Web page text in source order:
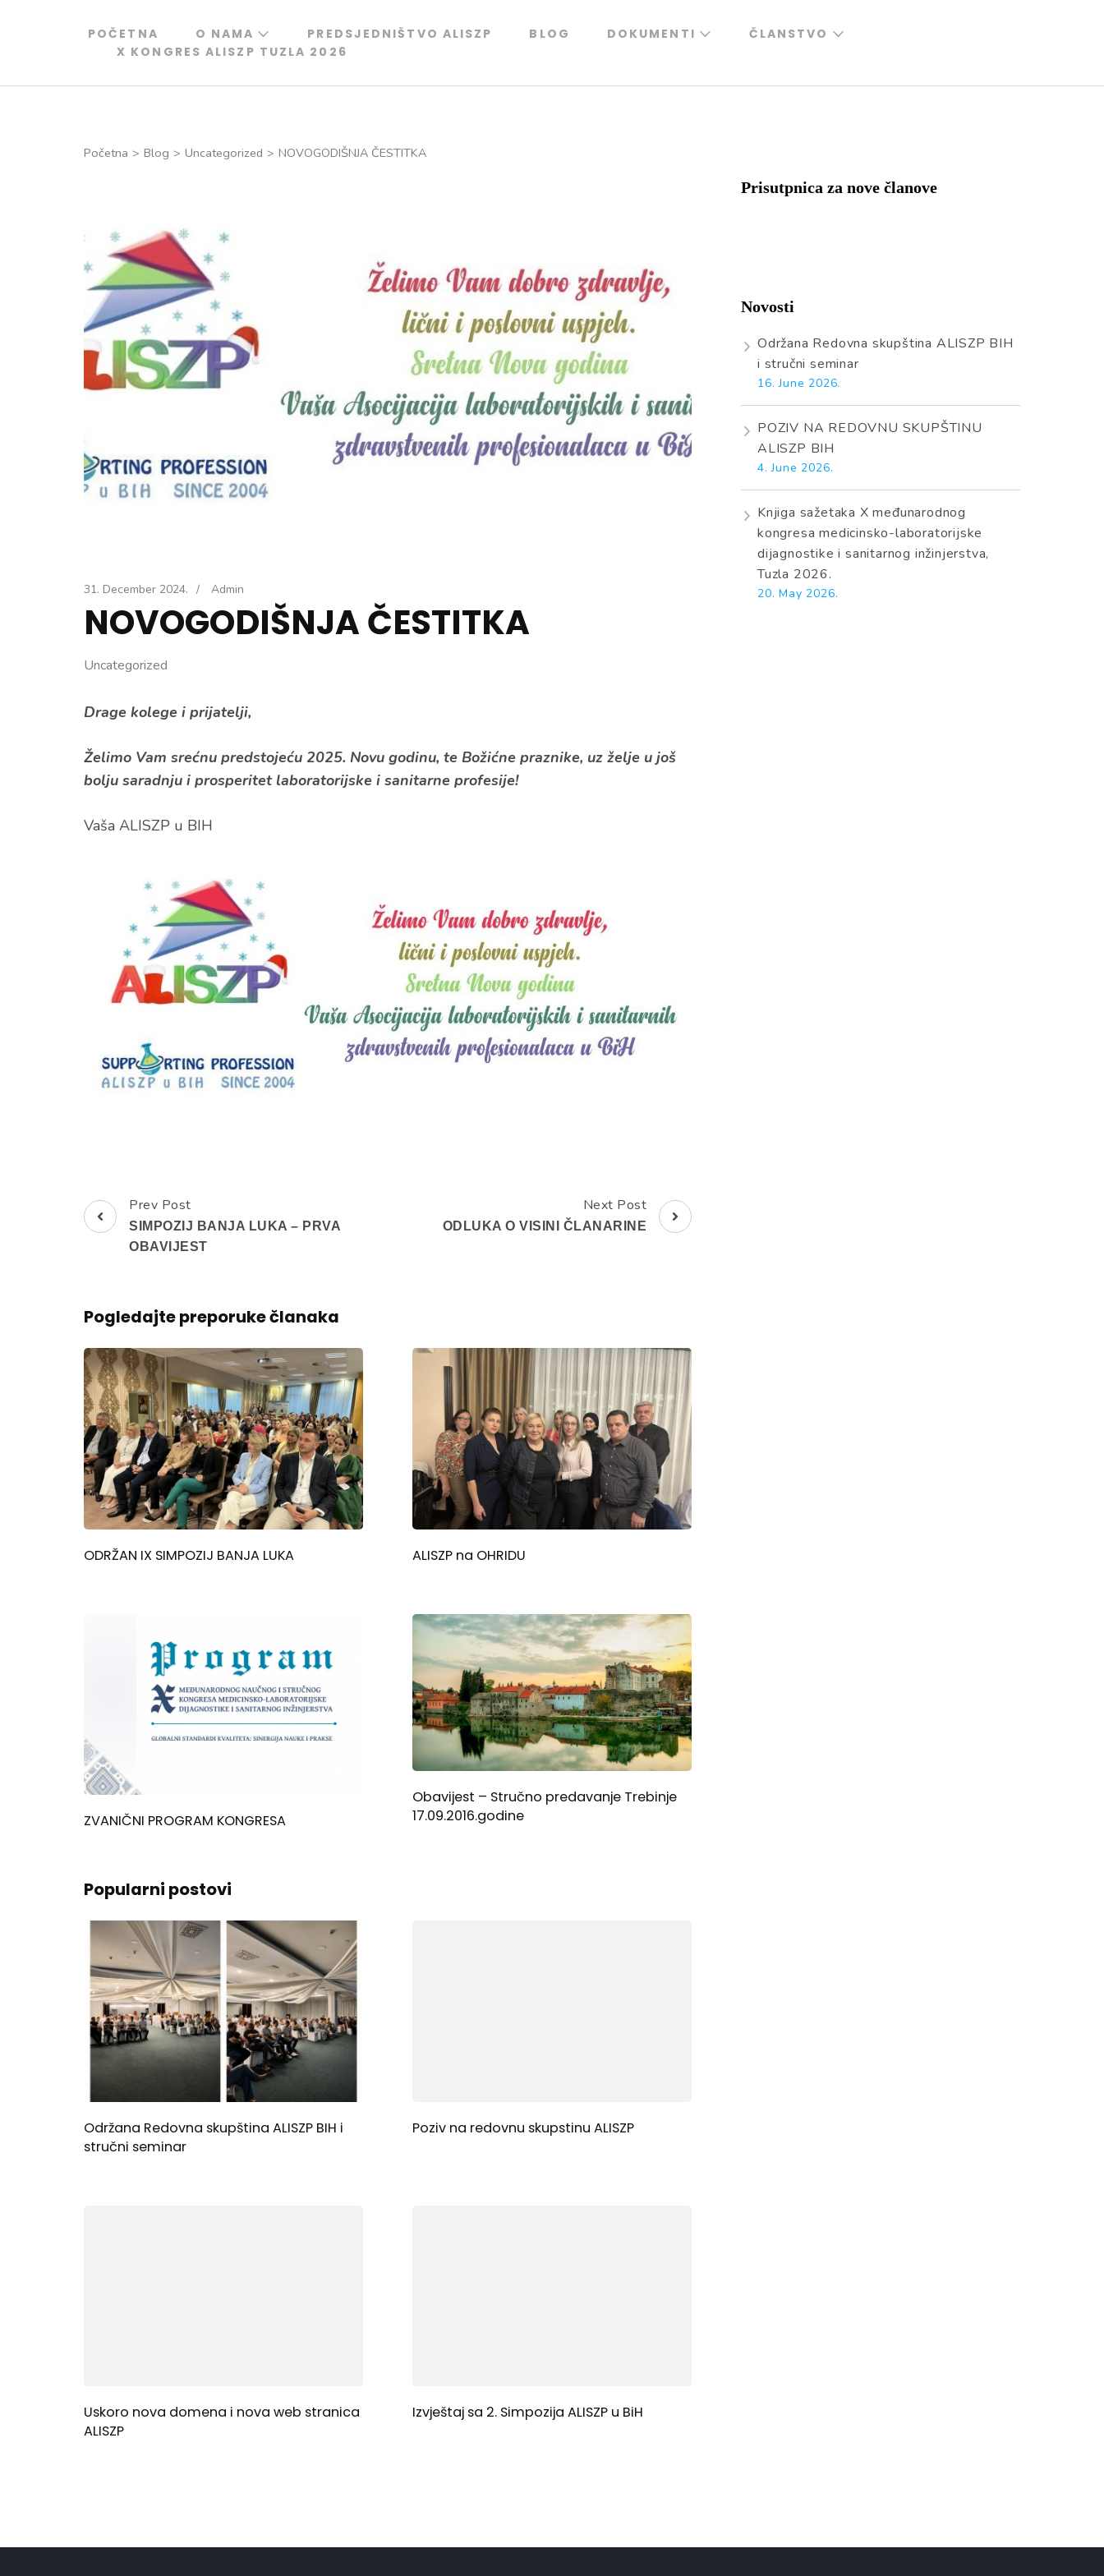
POČETNA O NAMA PREDSJEDNIŠTVO ALISZP BLOG DOKUMENTI
ČLANSTVO
X KONGRES ALISZP TUZLA 2026
Početna > Blog > Uncategorized > NOVOGODIŠNJA ČESTITKA
31. December 2024. / Admin
NOVOGODIŠNJA ČESTITKA
Uncategorized
Drage kolege i prijatelji,
Želimo Vam srećnu predstojeću 202​5. Novu godinu​, te Božićne praznike, uz želje u još
bolju saradnju i prosperitet laboratorijske i sanitarne profesije​!​
Vaša ALISZP u BIH
Post
Navigation
Prev Post
SIMPOZIJ BANJA LUKA – PRVA
OBAVIJEST
Next Post
ODLUKA O VISINI ČLANARINE
Pogledajte preporuke članaka
ODRŽAN IX SIMPOZIJ BANJA LUKA ALISZP na OHRIDU
ZVANIČNI PROGRAM KONGRESA
Obavijest – Stručno predavanje Trebinje
17.09.2016.godine
Popularni postovi
Održana Redovna skupština ALISZP BIH i
stručni seminar
Poziv na redovnu skupstinu ALISZP
Uskoro nova domena i nova web stranica
ALISZP
Izvještaj sa 2. Simpozija ALISZP u BiH
Prisutpnica za nove članove
Novosti
Održana Redovna skupština ALISZP BIH
i stručni seminar
16. June 2026.
POZIV NA REDOVNU SKUPŠTINU
ALISZP BIH
4. June 2026.
Knjiga sažetaka X međunarodnog
kongresa medicinsko-laboratorijske
dijagnostike i sanitarnog inžinjerstva,
Tuzla 2026.
20. May 2026.